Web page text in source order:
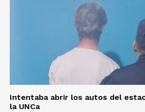
Intentaba abrir los autos del
la UNCa